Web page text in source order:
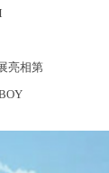
亮相第